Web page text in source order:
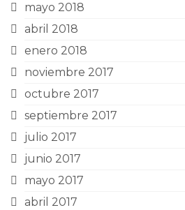
mayo 2018
abril 2018
enero 2018
noviembre 2017
octubre 2017
septiembre 2017
julio 2017
junio 2017
mayo 2017
abril 2017